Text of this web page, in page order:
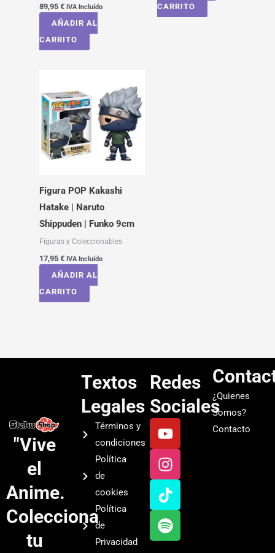
89,95 € IVA Incluído
AÑADIR AL
CARRITO
CARRITO
Figura POP Kakashi
Hatake | Naruto
Shippuden | Funko 9cm
Figuras y Coleccionables
17,95 € IVA Incluído
AÑADIR AL
CARRITO
"Vive
el
Anime.
Colecciona
tu
Textos
Legales
Términos y
condiciones
Política
de
cookies
Política
de
Privacidad
Redes
Sociales
Y
o
u
t
u
b
e
I
n
s
t
a
g
r
a
T
i
k
t
o
k
S
p
o
t
i
f
y
¿Quienes
Somos?
Contacto